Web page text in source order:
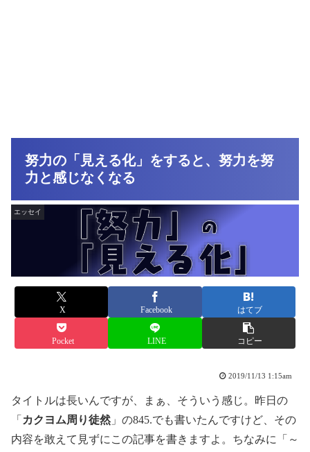
努力の「見える化」をすると、努力を努
力と感じなくなる
エッセイ
X Facebook はてブ
Pocket LINE コピー
2019/11/13 1:15am
タイトルは長いんですが、まぁ、そういう感じ。昨日の
「 カクヨム周り徒然 」の845.でも書いたんですけど、その
内容を敢えて見ずにこの記事を書きますよ。ちなみに「～